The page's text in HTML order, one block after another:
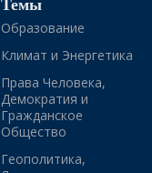
Образование
Климат и Энергетика
Права Человека,
Демократия и
Гражданское
Общество
Геополитика,